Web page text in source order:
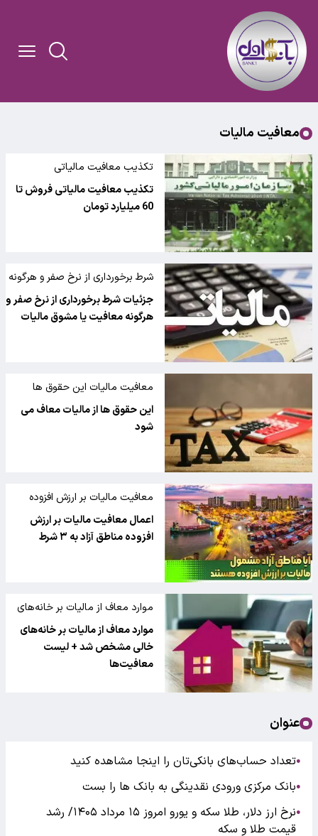
معافیت مالیات
تکذیب معافیت مالیاتی
تکذیب معافیت مالیاتی فروش تا
60 میلیارد تومان
شرط برخورداری از نرخ صفر و هرگونه
معافیت یا مشوق مالیات
جزئیات شرط برخورداری از نرخ صفر و
هرگونه معافیت یا مشوق مالیات
معافیت مالیات این حقوق ها
این حقوق ها از مالیات معاف می
شود
معافیت مالیات بر ارزش افزوده
اعمال معافیت مالیات بر ارزش
افزوده مناطق آزاد به ۳ شرط
موارد معاف از مالیات بر خانه‌های
خالی
موارد معاف از مالیات بر خانه‌های
خالی مشخص شد + لیست
معافیت‌ها
عنوان
●تعداد حساب‌های بانکی‌تان را اینجا مشاهده کنید
●بانک مرکزی ورودی نقدینگی به بانک ها را بست
●
نرخ ارز دلار، طلا سکه و یورو امروز ۱۵ مرداد ۱۴۰۵/ رشد
قیمت طلا و سکه